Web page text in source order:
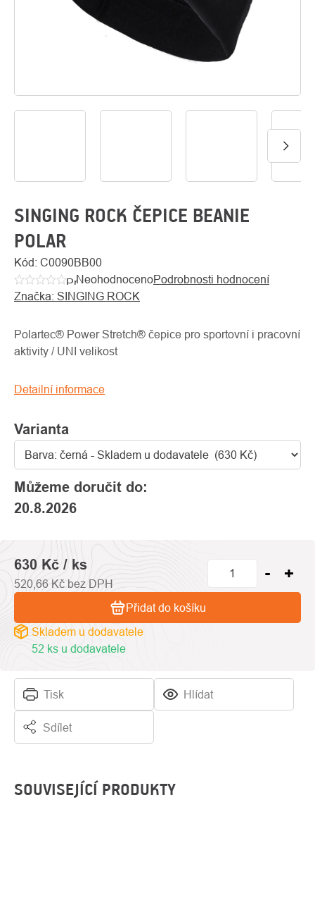
O
SINGING ROCK ČEPICE BEANIE
POLAR
Kód: C0090BB00
Průměrné
hodnocení
je
0,0
5
NeohodnocenoPodrobnosti hodnocení
Značka: SINGING ROCK
Varianta
Můžeme doručit do:
20.8.2026
Polartec® Power Stretch® čepice pro sportovní i pracovní
aktivity / UNI velikost
Detailní informace
Tisk Hlídat
Sdílet
630 Kč / ks
520,66 Kč bez DPH
Skladem u dodavatele
52 ks u dodavatele
Přidat do košíku
SOUVISEJÍCÍ PRODUKTY